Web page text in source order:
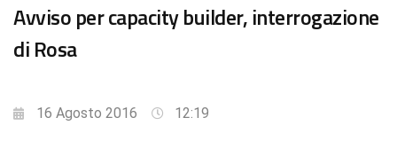
Avviso per capacity builder, interrogazione
di Rosa
16 Agosto 2016 12:19